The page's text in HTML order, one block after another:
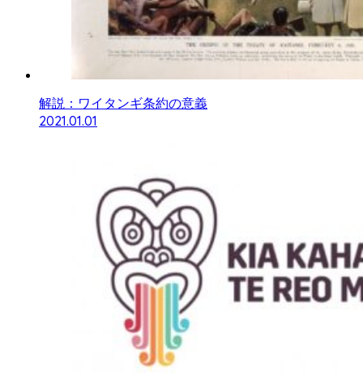
解説：ワイタンギ条約の意義
2021.01.01